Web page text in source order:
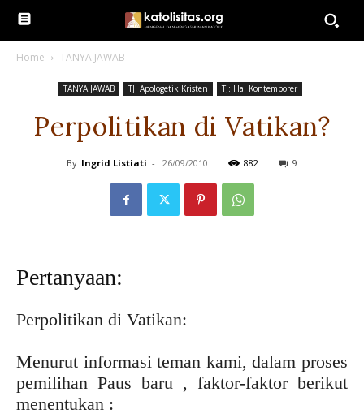
Home TANYA JAWAB
TANYA JAWAB TJ: Apologetik Kristen TJ: Hal Kontemporer
Perpolitikan di Vatikan?
By Ingrid Listiati - 26/09/2010 882 9
Pertanyaan:
Perpolitikan di Vatikan:
Menurut informasi teman kami, dalam proses
pemilihan Paus baru , faktor-faktor berikut
menentukan :